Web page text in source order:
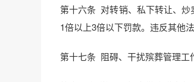
第十六条 对转销、私下转让、
1倍以上3倍以下罚款。违反其他
第十七条 阻碍、干扰殡葬管理工